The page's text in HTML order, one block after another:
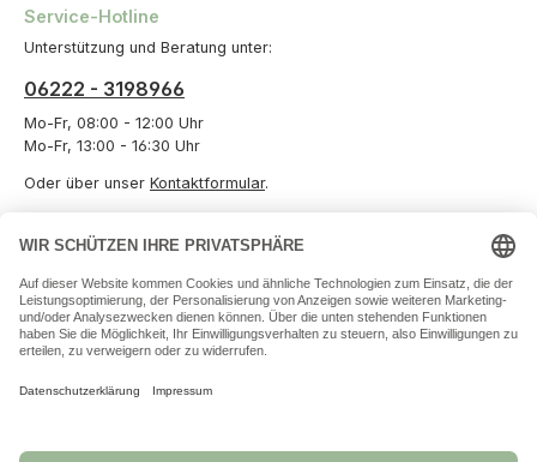
Service-Hotline
Unterstützung und Beratung unter:
06222 - 3198966
Mo-Fr, 08:00 - 12:00 Uhr
Mo-Fr, 13:00 - 16:30 Uhr
Oder über unser Kontaktformular.
Vertrag widerrufen
Informationen
Unternehmen